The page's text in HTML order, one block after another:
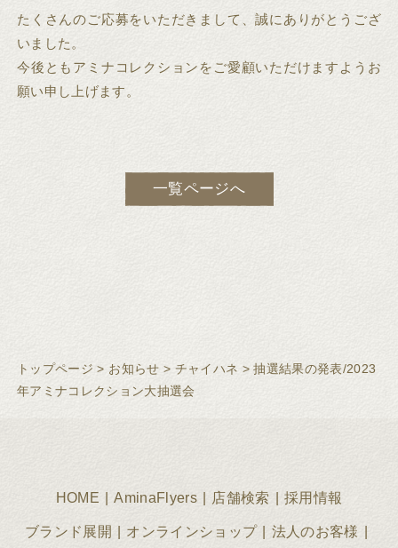
たくさんのご応募をいただきまして、誠にありがとうござ
いました。
今後ともアミナコレクションをご愛顧いただけますようお
願い申し上げます。
一覧ページへ
トップページ > お知らせ > チャイハネ > 抽選結果の発表/2023
年アミナコレクション大抽選会
HOME AminaFlyers 店舗検索 採用情報
ブランド展開 オンラインショップ 法人のお客様